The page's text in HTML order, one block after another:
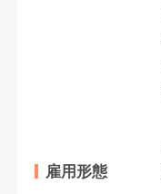
雇用形態